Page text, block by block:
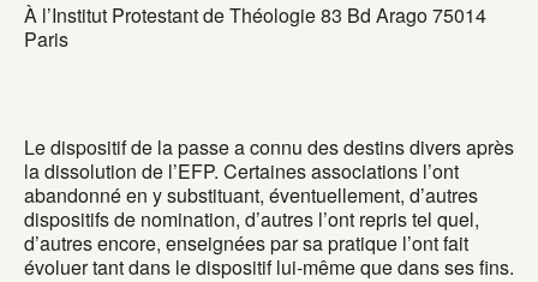
À l’Institut Protestant de Théologie 83 Bd Arago 75014
Paris
Le dispositif de la passe a connu des destins divers après
la dissolution de l’EFP. Certaines associations l’ont
abandonné en y substituant, éventuellement, d’autres
dispositifs de nomination, d’autres l’ont repris tel quel,
d’autres encore, enseignées par sa pratique l’ont fait
évoluer tant dans le dispositif lui-même que dans ses fins.